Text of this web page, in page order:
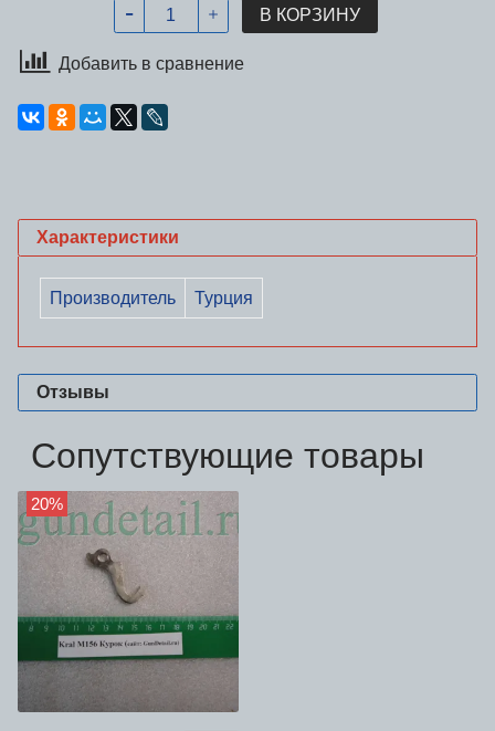
В КОРЗИНУ
Добавить в сравнение
Характеристики
Производитель Турция
Отзывы
Сопутствующие товары
20%